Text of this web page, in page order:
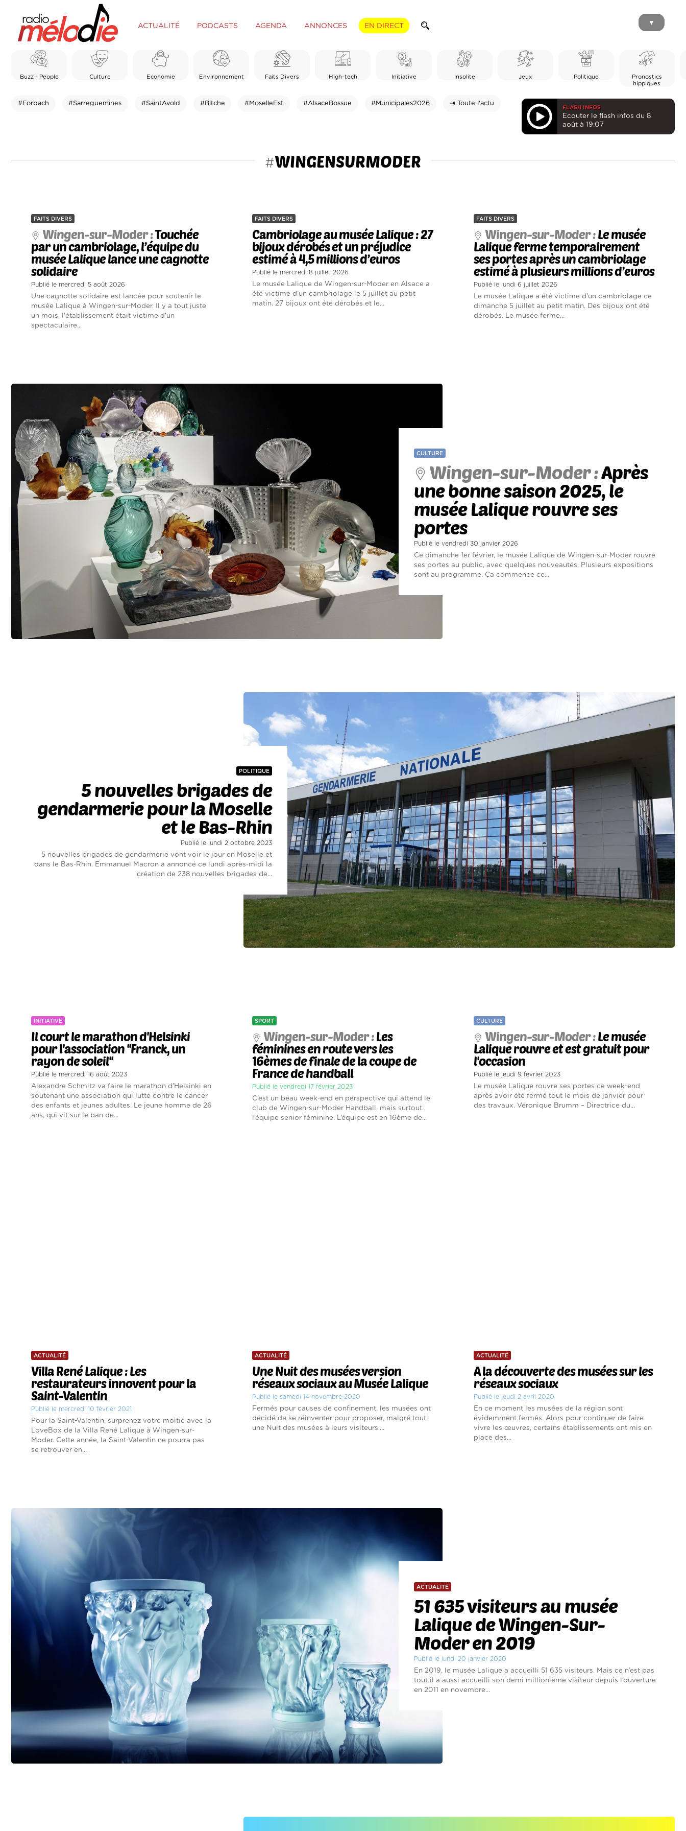
ACTUALITÉ PODCASTS AGENDA ANNONCES EN DIRECT ▼
Buzz - People Culture Economie Environnement Faits Divers High-tech Initiative Insolite Jeux Politique
Pronostics
hippiques
#Forbach #Sarreguemines #SaintAvold #Bitche #MoselleEst #AlsaceBossue #Municipales2026 ⇥ Toute l'actu
FLASH INFOS
Ecouter le flash infos du 8
août à 19:07
#WINGENSURMODER
FAITS DIVERS
Wingen-sur-Moder :Touchée
par un cambriolage, l’équipe du
musée Lalique lance une cagnotte
solidaire
Publié le mercredi 5 août 2026
Une cagnotte solidaire est lancée pour soutenir le
musée Lalique à Wingen-sur-Moder. Il y a tout juste
un mois, l'établissement était victime d'un
spectaculaire...
FAITS DIVERS
Cambriolage au musée Lalique : 27
bijoux dérobés et un préjudice
estimé à 4,5 millions d’euros
Publié le mercredi 8 juillet 2026
Le musée Lalique de Wingen-sur-Moder en Alsace a
été victime d’un cambriolage le 5 juillet au petit
matin. 27 bijoux ont été dérobés et le...
FAITS DIVERS
Wingen-sur-Moder :Le musée
Lalique ferme temporairement
ses portes après un cambriolage
estimé à plusieurs millions d’euros
Publié le lundi 6 juillet 2026
Le musée Lalique a été victime d’un cambriolage ce
dimanche 5 juillet au petit matin. Des bijoux ont été
dérobés. Le musée ferme...
CULTURE
Wingen-sur-Moder :Après
une bonne saison 2025, le
musée Lalique rouvre ses
portes
Publié le vendredi 30 janvier 2026
Ce dimanche 1er février, le musée Lalique de Wingen-sur-Moder rouvre
ses portes au public, avec quelques nouveautés. Plusieurs expositions
sont au programme. Ça commence ce...
POLITIQUE
5 nouvelles brigades de
gendarmerie pour la Moselle
et le Bas-Rhin
Publié le lundi 2 octobre 2023
5 nouvelles brigades de gendarmerie vont voir le jour en Moselle et
dans le Bas-Rhin. Emmanuel Macron a annoncé ce lundi après-midi la
création de 238 nouvelles brigades de...
INITIATIVE
Il court le marathon d'Helsinki
pour l'association ''Franck, un
rayon de soleil''
Publié le mercredi 16 août 2023
Alexandre Schmitz va faire le marathon d’Helsinki en
soutenant une association qui lutte contre le cancer
des enfants et jeunes adultes. Le jeune homme de 26
ans, qui vit sur le ban de...
SPORT
Wingen-sur-Moder :Les
féminines en route vers les
16èmes de finale de la coupe de
France de handball
Publié le vendredi 17 février 2023
C’est un beau week-end en perspective qui attend le
club de Wingen-sur-Moder Handball, mais surtout
l’équipe senior féminine. L’équipe est en 16ème de...
CULTURE
Wingen-sur-Moder :Le musée
Lalique rouvre et est gratuit pour
l'occasion
Publié le jeudi 9 février 2023
Le musée Lalique rouvre ses portes ce week-end
après avoir été fermé tout le mois de janvier pour
des travaux. Véronique Brumm – Directrice du...
ACTUALITÉ
Villa René Lalique : Les
restaurateurs innovent pour la
Saint-Valentin
Publié le mercredi 10 février 2021
Pour la Saint-Valentin, surprenez votre moitié avec la
LoveBox de la Villa René Lalique à Wingen-sur-
Moder. Cette année, la Saint-Valentin ne pourra pas
se retrouver en...
ACTUALITÉ
Une Nuit des musées version
réseaux sociaux au Musée Lalique
Publié le samedi 14 novembre 2020
Fermés pour causes de confinement, les musées ont
décidé de se réinventer pour proposer, malgré tout,
une Nuit des musées à leurs visiteurs....
ACTUALITÉ
A la découverte des musées sur les
réseaux sociaux
Publié le jeudi 2 avril 2020
En ce moment les musées de la région sont
évidemment fermés. Alors pour continuer de faire
vivre les œuvres, certains établissements ont mis en
place des...
ACTUALITÉ
51 635 visiteurs au musée
Lalique de Wingen-Sur-
Moder en 2019
Publié le lundi 20 janvier 2020
En 2019, le musée Lalique a accueilli 51 635 visiteurs. Mais ce n’est pas
tout il a aussi accueilli son demi millionième visiteur depuis l’ouverture
en 2011 en novembre...